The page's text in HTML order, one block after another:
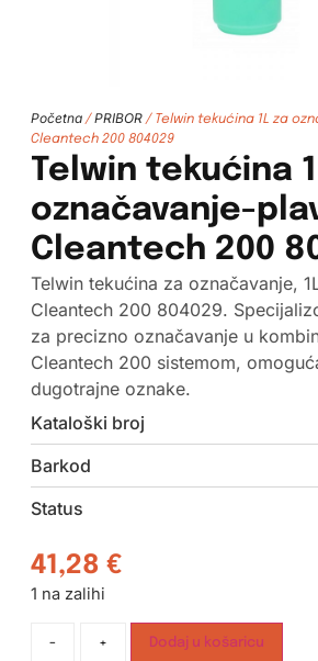
Početna/ PRIBOR/ Telwin tekućina 1L za
Cleantech 200 804029
Telwin tekućina
označavanje-
Cleantech 200
Telwin tekućina za označavanje,
Cleantech 200 804029.
za precizno označavanje u
Cleantech 200 sistemom,
dugotrajne oznake.
Kataloški broj
Barkod
Status
41,28 €
1 na zalihi
- + Dodaj u košaricu